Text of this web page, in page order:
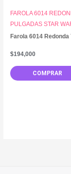
Farola 6014 Redonda
FAROLA 6014
PULGADAS STAR
COMPRAR
$194,000